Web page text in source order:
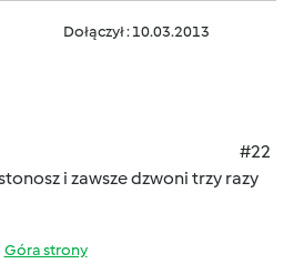
Dołączył : 10.03.2013
#22
i zawsze dzwoni trzy razy
Góra strony